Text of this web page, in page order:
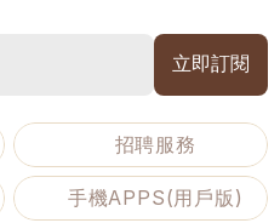
招聘服務
手機APPS(用戶版)